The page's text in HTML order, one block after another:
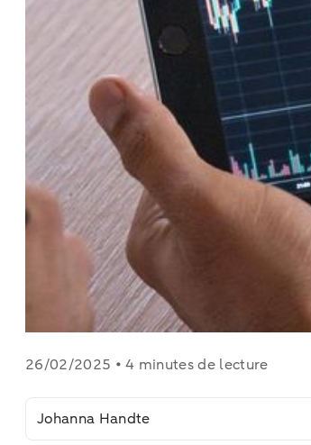
26/02/2025 • 4 minutes de lecture
Johanna Handte